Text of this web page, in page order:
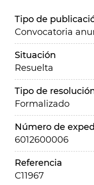
Tipo de
Convocatoria
Situación
Resuelta
Tipo de
Formalizado
Número de
6012600006
Referencia
C11967